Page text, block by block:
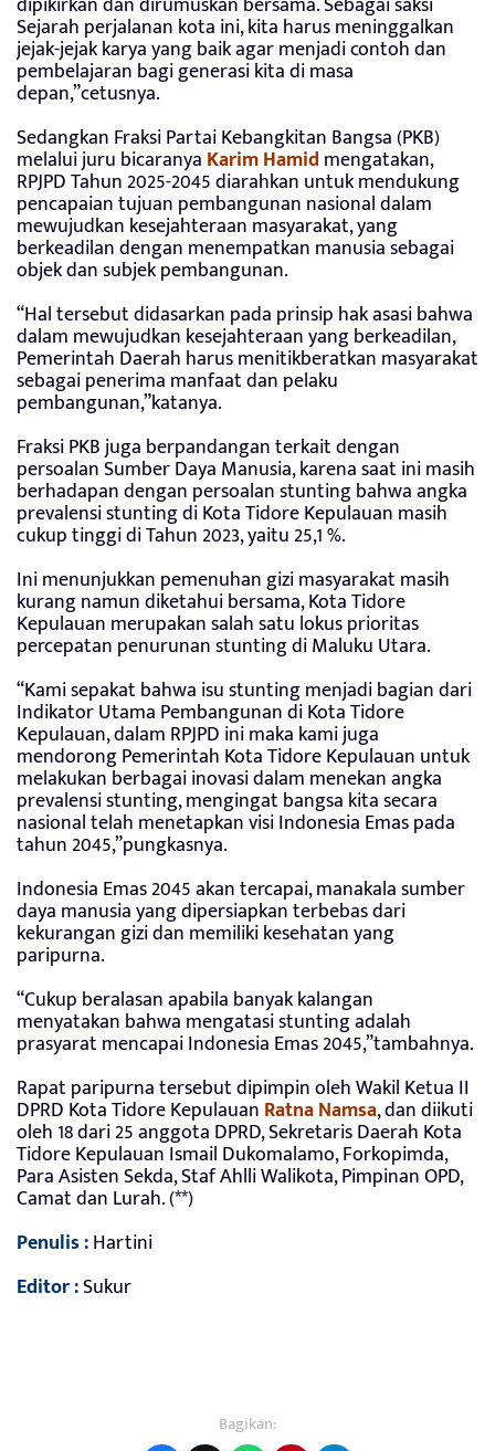
Sejarah perjalanan kota ini, kita harus meninggalkan
jejak-jejak karya yang baik agar menjadi contoh dan
pembelajaran bagi generasi kita di masa
depan,”cetusnya.
Sedangkan Fraksi Partai Kebangkitan Bangsa (PKB)
melalui juru bicaranya Karim Hamid mengatakan,
RPJPD Tahun 2025-2045 diarahkan untuk mendukung
pencapaian tujuan pembangunan nasional dalam
mewujudkan kesejahteraan masyarakat, yang
berkeadilan dengan menempatkan manusia sebagai
objek dan subjek pembangunan.
“Hal tersebut didasarkan pada prinsip hak asasi bahwa
dalam mewujudkan kesejahteraan yang berkeadilan,
Pemerintah Daerah harus menitikberatkan masyarakat
sebagai penerima manfaat dan pelaku
pembangunan,”katanya.
Fraksi PKB juga berpandangan terkait dengan
persoalan Sumber Daya Manusia, karena saat ini masih
berhadapan dengan persoalan stunting bahwa angka
prevalensi stunting di Kota Tidore Kepulauan masih
cukup tinggi di Tahun 2023, yaitu 25,1 %.
Ini menunjukkan pemenuhan gizi masyarakat masih
kurang namun diketahui bersama, Kota Tidore
Kepulauan merupakan salah satu lokus prioritas
percepatan penurunan stunting di Maluku Utara.
“Kami sepakat bahwa isu stunting menjadi bagian dari
Indikator Utama Pembangunan di Kota Tidore
Kepulauan, dalam RPJPD ini maka kami juga
mendorong Pemerintah Kota Tidore Kepulauan untuk
melakukan berbagai inovasi dalam menekan angka
prevalensi stunting, mengingat bangsa kita secara
nasional telah menetapkan visi Indonesia Emas pada
tahun 2045,”pungkasnya.
Indonesia Emas 2045 akan tercapai, manakala sumber
daya manusia yang dipersiapkan terbebas dari
kekurangan gizi dan memiliki kesehatan yang
paripurna.
“Cukup beralasan apabila banyak kalangan
menyatakan bahwa mengatasi stunting adalah
prasyarat mencapai Indonesia Emas 2045,”tambahnya.
Rapat paripurna tersebut dipimpin oleh Wakil Ketua II
DPRD Kota Tidore Kepulauan Ratna Namsa, dan diikuti
oleh 18 dari 25 anggota DPRD, Sekretaris Daerah Kota
Tidore Kepulauan Ismail Dukomalamo, Forkopimda,
Para Asisten Sekda, Staf Ahlli Walikota, Pimpinan OPD,
Camat dan Lurah. (**)
Penulis :Hartini
Editor :Sukur
Bagikan: